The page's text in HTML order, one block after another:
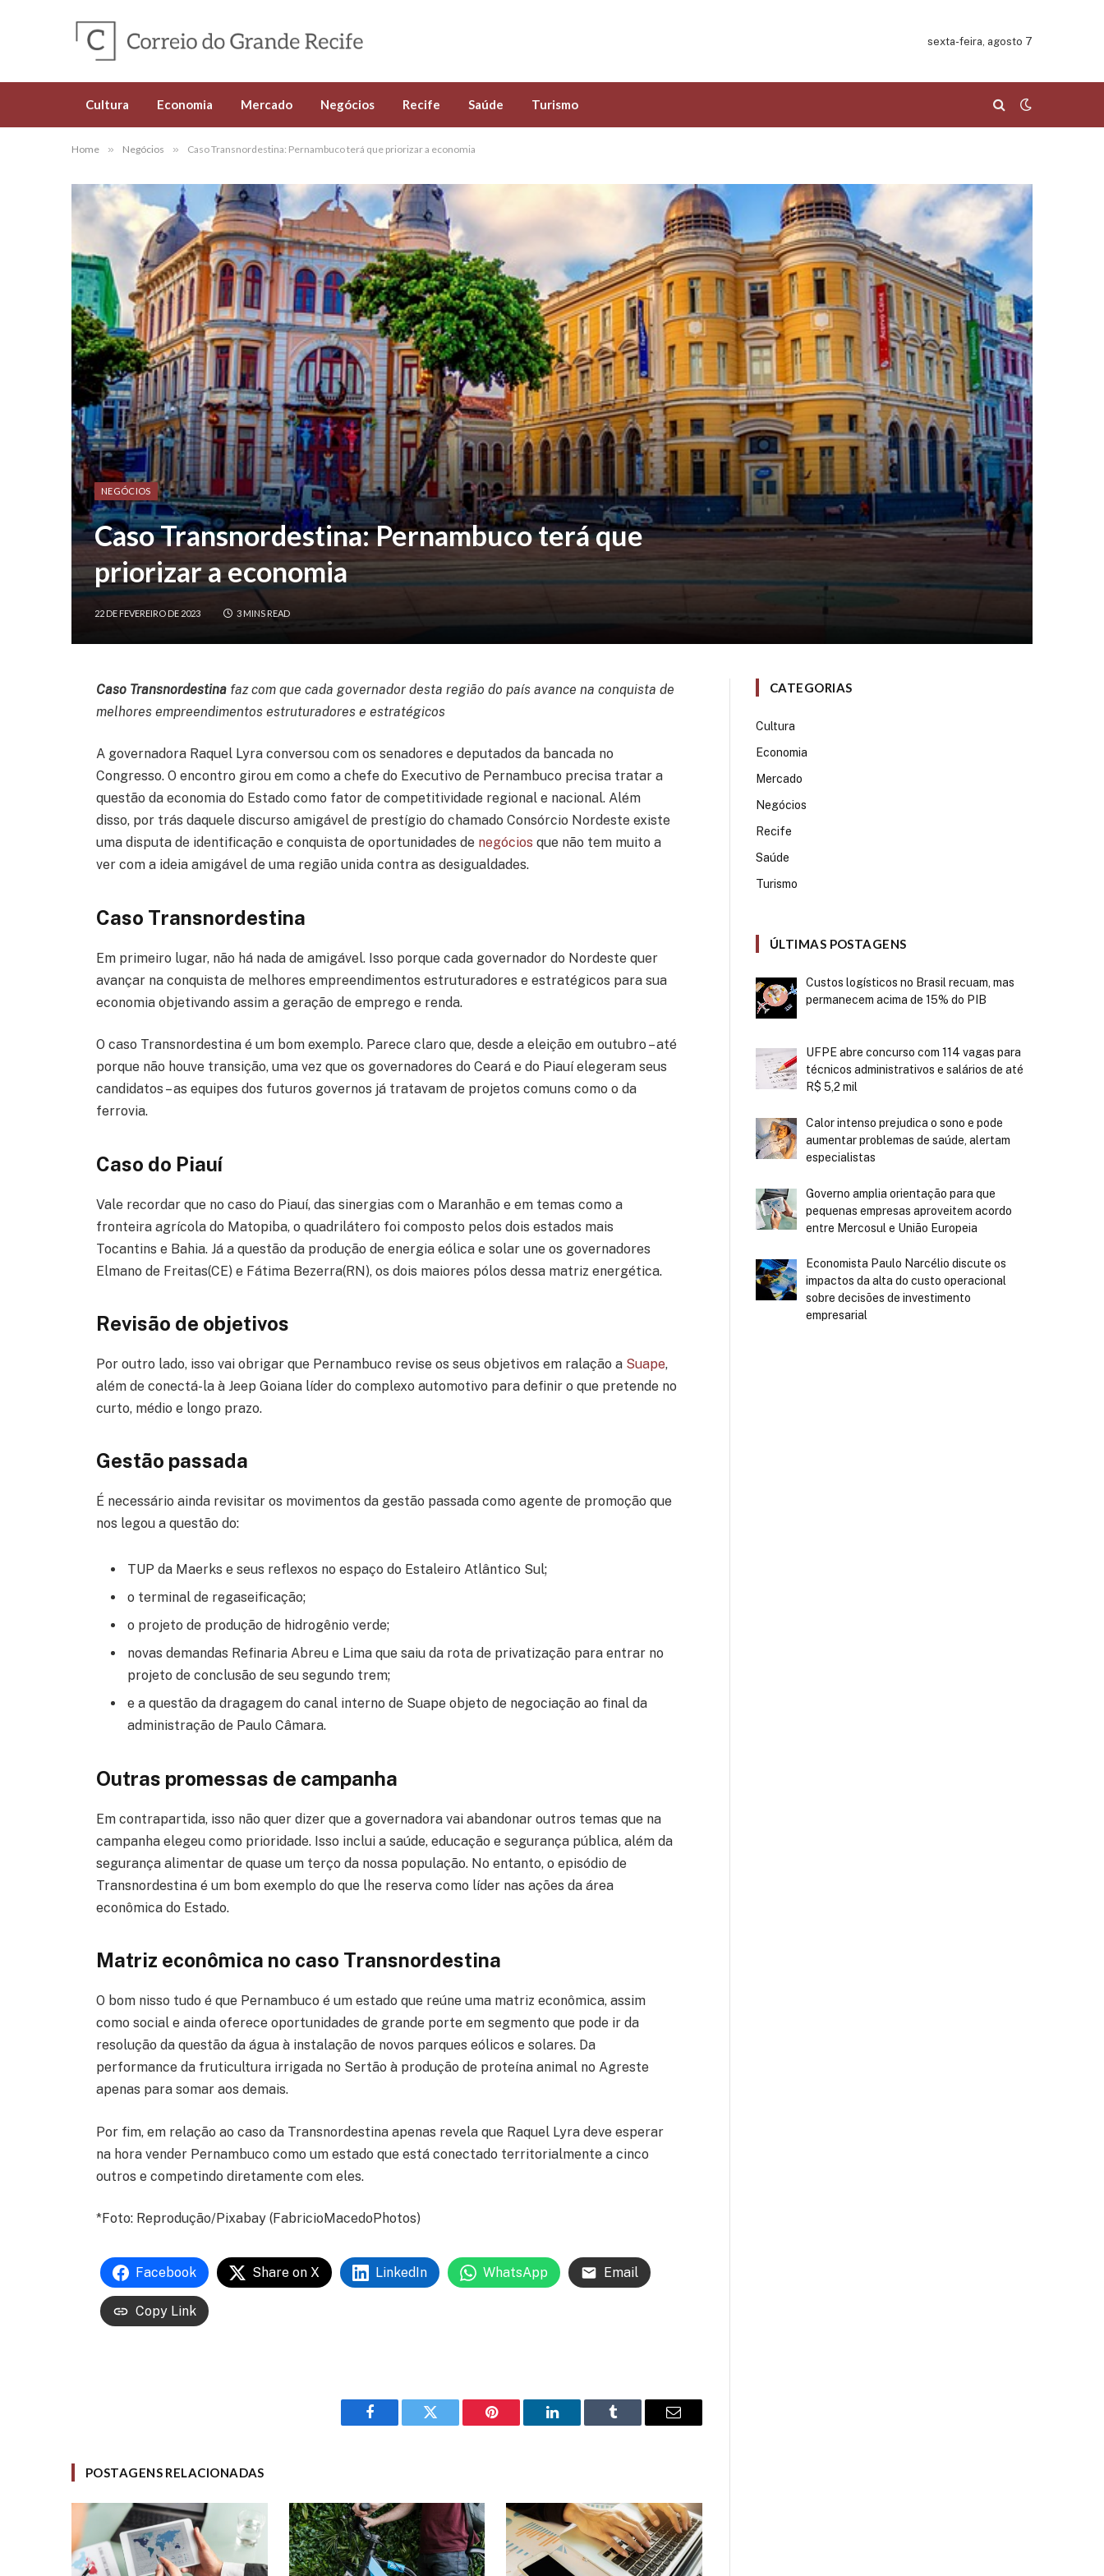
sexta-feira, agosto 7
Cultura Economia Mercado Negócios Recife Saúde Turismo
Home » Negócios » Caso Transnordestina: Pernambuco terá que priorizar a economia
NEGÓCIOS
Caso Transnordestina: Pernambuco terá que
priorizar a economia
22 DE FEVEREIRO DE 2023 3 MINS READ
Caso Transnordestina faz com que cada governador desta região do país avance na conquista de
melhores empreendimentos estruturadores e estratégicos
A governadora Raquel Lyra conversou com os senadores e deputados da bancada no
Congresso. O encontro girou em como a chefe do Executivo de Pernambuco precisa tratar a
questão da economia do Estado como fator de competitividade regional e nacional. Além
disso, por trás daquele discurso amigável de prestígio do chamado Consórcio Nordeste existe
uma disputa de identificação e conquista de oportunidades de negócios que não tem muito a
ver com a ideia amigável de uma região unida contra as desigualdades.
Caso Transnordestina
Em primeiro lugar, não há nada de amigável. Isso porque cada governador do Nordeste quer
avançar na conquista de melhores empreendimentos estruturadores e estratégicos para sua
economia objetivando assim a geração de emprego e renda.
O caso Transnordestina é um bom exemplo. Parece claro que, desde a eleição em outubro – até
porque não houve transição, uma vez que os governadores do Ceará e do Piauí elegeram seus
candidatos – as equipes dos futuros governos já tratavam de projetos comuns como o da
ferrovia.
Caso do Piauí
Vale recordar que no caso do Piauí, das sinergias com o Maranhão e em temas como a
fronteira agrícola do Matopiba, o quadrilátero foi composto pelos dois estados mais
Tocantins e Bahia. Já a questão da produção de energia eólica e solar une os governadores
Elmano de Freitas(CE) e Fátima Bezerra(RN), os dois maiores pólos dessa matriz energética.
Revisão de objetivos
Por outro lado, isso vai obrigar que Pernambuco revise os seus objetivos em ralação a Suape,
além de conectá-la à Jeep Goiana líder do complexo automotivo para definir o que pretende no
curto, médio e longo prazo.
Gestão passada
É necessário ainda revisitar os movimentos da gestão passada como agente de promoção que
nos legou a questão do:
TUP da Maerks e seus reflexos no espaço do Estaleiro Atlântico Sul;
o terminal de regaseificação;
o projeto de produção de hidrogênio verde;
novas demandas Refinaria Abreu e Lima que saiu da rota de privatização para entrar no
projeto de conclusão de seu segundo trem;
e a questão da dragagem do canal interno de Suape objeto de negociação ao final da
administração de Paulo Câmara.
Outras promessas de campanha
Em contrapartida, isso não quer dizer que a governadora vai abandonar outros temas que na
campanha elegeu como prioridade. Isso inclui a saúde, educação e segurança pública, além da
segurança alimentar de quase um terço da nossa população. No entanto, o episódio de
Transnordestina é um bom exemplo do que lhe reserva como líder nas ações da área
econômica do Estado.
Matriz econômica no caso Transnordestina
O bom nisso tudo é que Pernambuco é um estado que reúne uma matriz econômica, assim
como social e ainda oferece oportunidades de grande porte em segmento que pode ir da
resolução da questão da água à instalação de novos parques eólicos e solares. Da
performance da fruticultura irrigada no Sertão à produção de proteína animal no Agreste
apenas para somar aos demais.
Por fim, em relação ao caso da Transnordestina apenas revela que Raquel Lyra deve esperar
na hora vender Pernambuco como um estado que está conectado territorialmente a cinco
outros e competindo diretamente com eles.
*Foto: Reprodução/Pixabay (FabricioMacedoPhotos)
Facebook Share on X LinkedIn WhatsApp Email
Copy Link
Facebook Twitter Pinterest LinkedIn Tumblr Email
POSTAGENS RELACIONADAS
CATEGORIAS
Cultura
Economia
Mercado
Negócios
Recife
Saúde
Turismo
ÚLTIMAS POSTAGENS
Custos logísticos no Brasil recuam, mas
permanecem acima de 15% do PIB
UFPE abre concurso com 114 vagas para
técnicos administrativos e salários de até
R$ 5,2 mil
Calor intenso prejudica o sono e pode
aumentar problemas de saúde, alertam
especialistas
Governo amplia orientação para que
pequenas empresas aproveitem acordo
entre Mercosul e União Europeia
Economista Paulo Narcélio discute os
impactos da alta do custo operacional
sobre decisões de investimento
empresarial